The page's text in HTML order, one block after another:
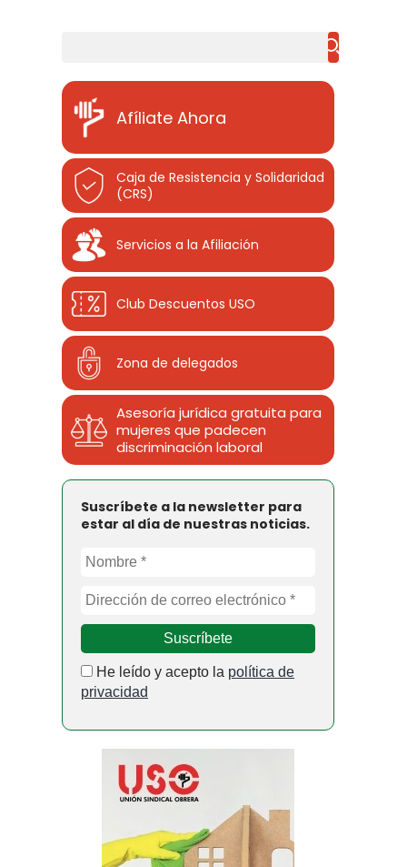
Afíliate Ahora
Caja de Resistencia y Solidaridad
(CRS)
Servicios a la Afiliación
Club Descuentos USO
Zona de delegados
Asesoría jurídica gratuita para
mujeres que padecen
discriminación laboral
Suscríbete a la newsletter para
estar al día de nuestras noticias.
He leído y acepto la política de
privacidad